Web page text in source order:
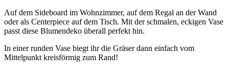
Auf dem Sideboard im Wohnzimmer, auf dem Regal an der Wand
oder als Centerpiece auf dem Tisch. Mit der schmalen, eckigen Vase
passt diese Blumendeko überall perfekt hin.
In einer runden Vase biegt ihr die Gräser dann einfach vom
Mittelpunkt kreisförmig zum Rand!